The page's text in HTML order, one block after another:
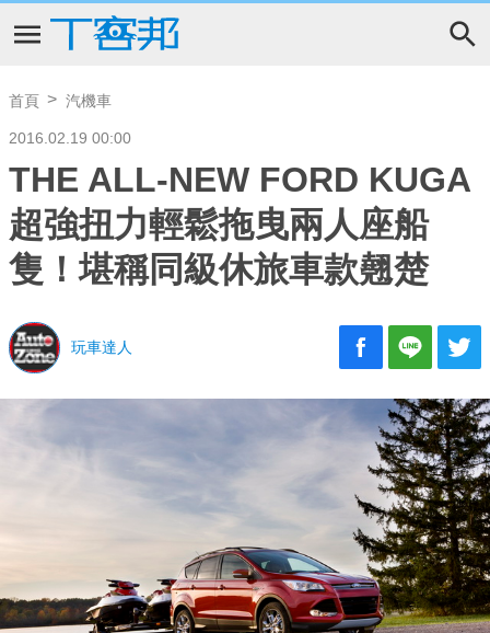
首頁 汽機車
2016.02.19 00:00
THE ALL-NEW FORD KUGA
超強扭力輕鬆拖曳兩人座船
隻！堪稱同級休旅車款翹楚
玩車達人